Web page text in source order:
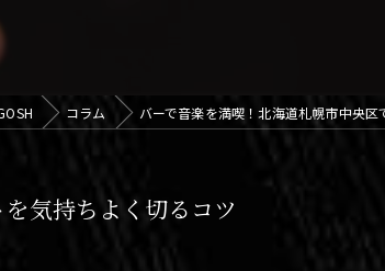
コラム バーで音楽を満喫！北海道札幌市中央
気持ちよく切るコツ